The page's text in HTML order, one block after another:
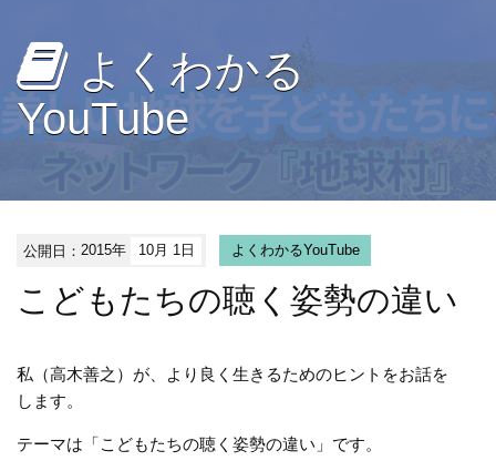
よくわかる
YouTube
公開日：2015年 10月 1日 よくわかるYouTube
こどもたちの聴く姿勢の違い
私（高木善之）が、より良く生きるためのヒントをお話を
します。
テーマは「こどもたちの聴く姿勢の違い」です。